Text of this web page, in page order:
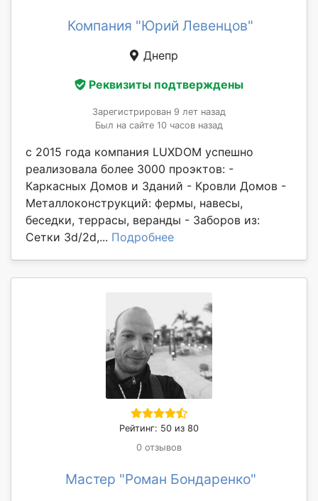
Компания "Юрий Левенцов"
Днепр
Реквизиты подтверждены
Зарегистрирован 9 лет назад
Был на сайте 10 часов назад
с 2015 года компания LUXDOM успешно
реализовала более 3000 проэктов: -
Каркасных Домов и Зданий - Кровли Домов -
Металлоконструкций: фермы, навесы,
беседки, террасы, веранды - Заборов из:
Сетки 3d/2d,... Подробнее
Рейтинг: 50 из 80
0 отзывов
Мастер "Роман Бондаренко"